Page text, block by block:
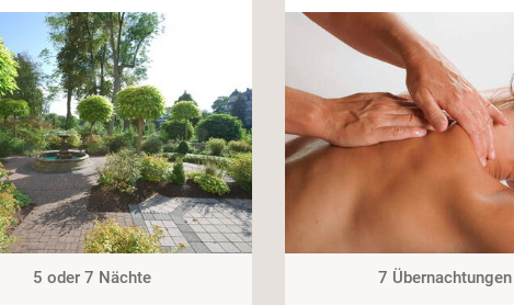
5 oder 7 Nächte
7 Übernachtungen